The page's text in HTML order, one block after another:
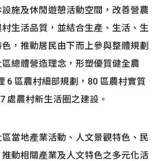
施及休閒遊憩活動空間，改善營農
生活品質，並結合生產、生活、生
，推動居民由下而上參與整體規劃
總體營造理念，形塑優質健全農
6 區農村細部規劃，80 區農村實質
處農村新生活圈之建設。
地產業活動、人文景觀特色、民
動相關產業及人文特色之多元化活